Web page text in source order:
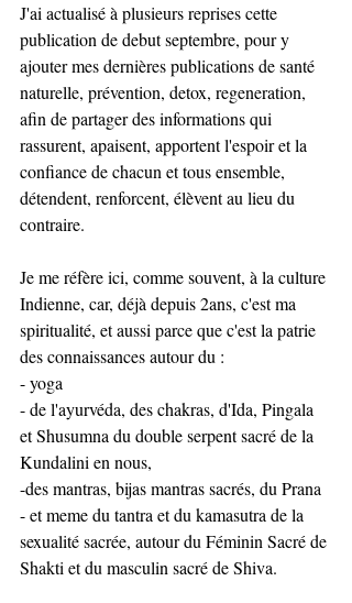
J'ai actualisé à plusieurs reprises cette
publication de debut septembre, pour y
ajouter mes dernières publications de santé
naturelle, prévention, detox, regeneration,
afin de partager des informations qui
rassurent, apaisent, apportent l'espoir et la
confiance de chacun et tous ensemble,
détendent, renforcent, élèvent au lieu du
contraire.
Je me réfère ici, comme souvent, à la culture
Indienne, car, déjà depuis 2ans, c'est ma
spiritualité, et aussi parce que c'est la patrie
des connaissances autour du :
- yoga
- de l'ayurvéda, des chakras, d'Ida, Pingala
et Shusumna du double serpent sacré de la
Kundalini en nous,
-des mantras, bijas mantras sacrés, du Prana
- et meme du tantra et du kamasutra de la
sexualité sacrée, autour du Féminin Sacré de
Shakti et du masculin sacré de Shiva.